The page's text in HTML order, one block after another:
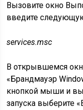
Вызовите окно
введите
services.msc
В открывшемся
«Брандмауэр
кнопкой мыши и
запуска выберите